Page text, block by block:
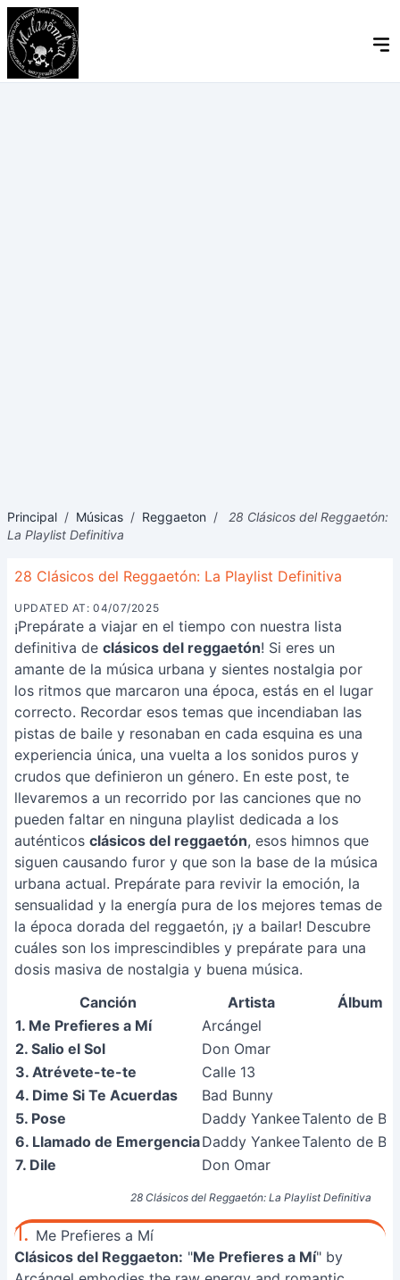
Principal / Músicas / Reggaeton /
28 Clásicos del Reggaetón:
La Playlist Definitiva
28 Clásicos del Reggaetón: La Playlist Definitiva
UPDATED AT: 04/07/2025
¡Prepárate a viajar en el tiempo con nuestra lista
definitiva de clásicos del reggaetón! Si eres un
amante de la música urbana y sientes nostalgia por
los ritmos que marcaron una época, estás en el lugar
correcto. Recordar esos temas que incendiaban las
pistas de baile y resonaban en cada esquina es una
experiencia única, una vuelta a los sonidos puros y
crudos que definieron un género. En este post, te
llevaremos a un recorrido por las canciones que no
pueden faltar en ninguna playlist dedicada a los
auténticos clásicos del reggaetón, esos himnos que
siguen causando furor y que son la base de la música
urbana actual. Prepárate para revivir la emoción, la
sensualidad y la energía pura de los mejores temas de
la época dorada del reggaetón, ¡y a bailar! Descubre
cuáles son los imprescindibles y prepárate para una
dosis masiva de nostalgia y buena música.
28 Clásicos del Reggaetón: La Playlist Definitiva
Canción Artista
Álbum
1. Me Prefieres a Mí
Arcángel
2. Salio el Sol
Don Omar
3. Atrévete-te-te
Calle 13
4. Dime Si Te Acuerdas
Bad Bunny
5. Pose
Daddy YankeeTalento de
6. Llamado de EmergenciaDaddy YankeeTalento de
7. Dile
Don Omar
1. Me Prefieres a Mí
Clásicos del Reggaeton: "Me Prefieres a Mí" by